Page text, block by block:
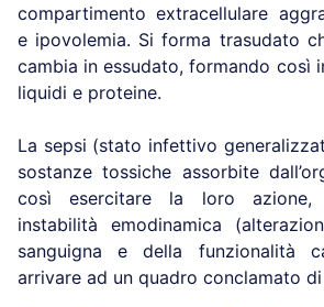
compartimento extracellulare
e ipovolemia. Si forma trasudato
cambia in essudato, formando così
liquidi e proteine.
La sepsi (stato infettivo
sostanze tossiche assorbite
così esercitare la loro azione,
instabilità emodinamica
sanguigna e della funzionalità
arrivare ad un quadro conclamato